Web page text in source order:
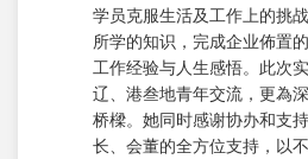
学员克服生活及工作上的挑
所学的知识，完成企业佈置
工作经验与人生感悟。此次
辽、港叁地青年交流，更為
桥樑。她同时感谢协办和支
长、会董的全方位支持，以